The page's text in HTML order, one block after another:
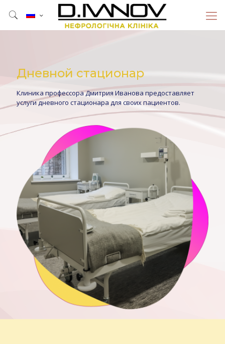
Дневной стационар
Клиника профессора Дмитрия Иванова предоставляет
услуги дневного стационара для своих пациентов.